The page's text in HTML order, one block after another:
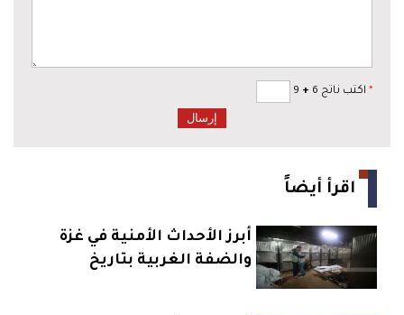
* اكتب ناتج 6 +
اقرأ أيضاً
أبرز الأحداث الأمنية في غزة
والضفة الغربية بتاريخ